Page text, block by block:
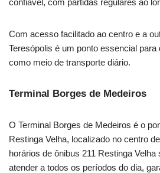
Com acesso facilitado ao centro e a
Teresópolis é um ponto essencial para
como meio de transporte diário.
Terminal Borges de Medeiros
O Terminal Borges de Medeiros é o
Restinga Velha, localizado no centro
horários de ônibus 211 Restinga Velha
atender a todos os períodos do dia,